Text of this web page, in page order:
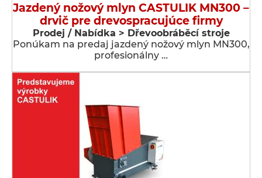
Jazdený nožový mlyn CASTULIK MN300 –
drvič pre drevospracujúce firmy
Prodej / Nabídka > Dřevoobráběcí stroje
Ponúkam na predaj jazdený nožový mlyn MN300,
profesionálny …